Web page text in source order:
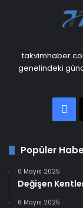
genelindeki
Popüler
6 Mayıs 2025
Değişen
6 Mayıs 2025